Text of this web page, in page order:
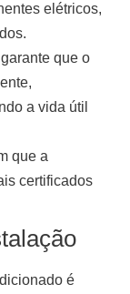
elétricos,
que o
a vida útil
que a
certificados
é